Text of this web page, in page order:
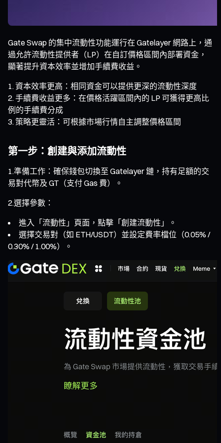
Gate Swap 的集中流動性功能運行在 Gatelayer 網路上，通
過允許流動性提供者（LP）在自訂價格區間內部署資金，
顯著提升資本效率並增加手續費收益。
資本效率更高：相同資金可以提供更深的流動性深度
手續費收益更多：在價格活躍區間內的 LP 可獲得更高比
例的手續費分成
策略更靈活：可根據市場行情自主調整價格區間
第一步：創建與添加流動性
1.準備工作：確保錢包切換至 Gatelayer 鏈，持有足額的交
易對代幣及 GT（支付 Gas 費）。
2.選擇參數：
進入「流動性」頁面，點擊「創建流動性」。
選擇交易對（如 ETH/USDT）並設定費率檔位（0.05% /
0.30% / 1.00%）。